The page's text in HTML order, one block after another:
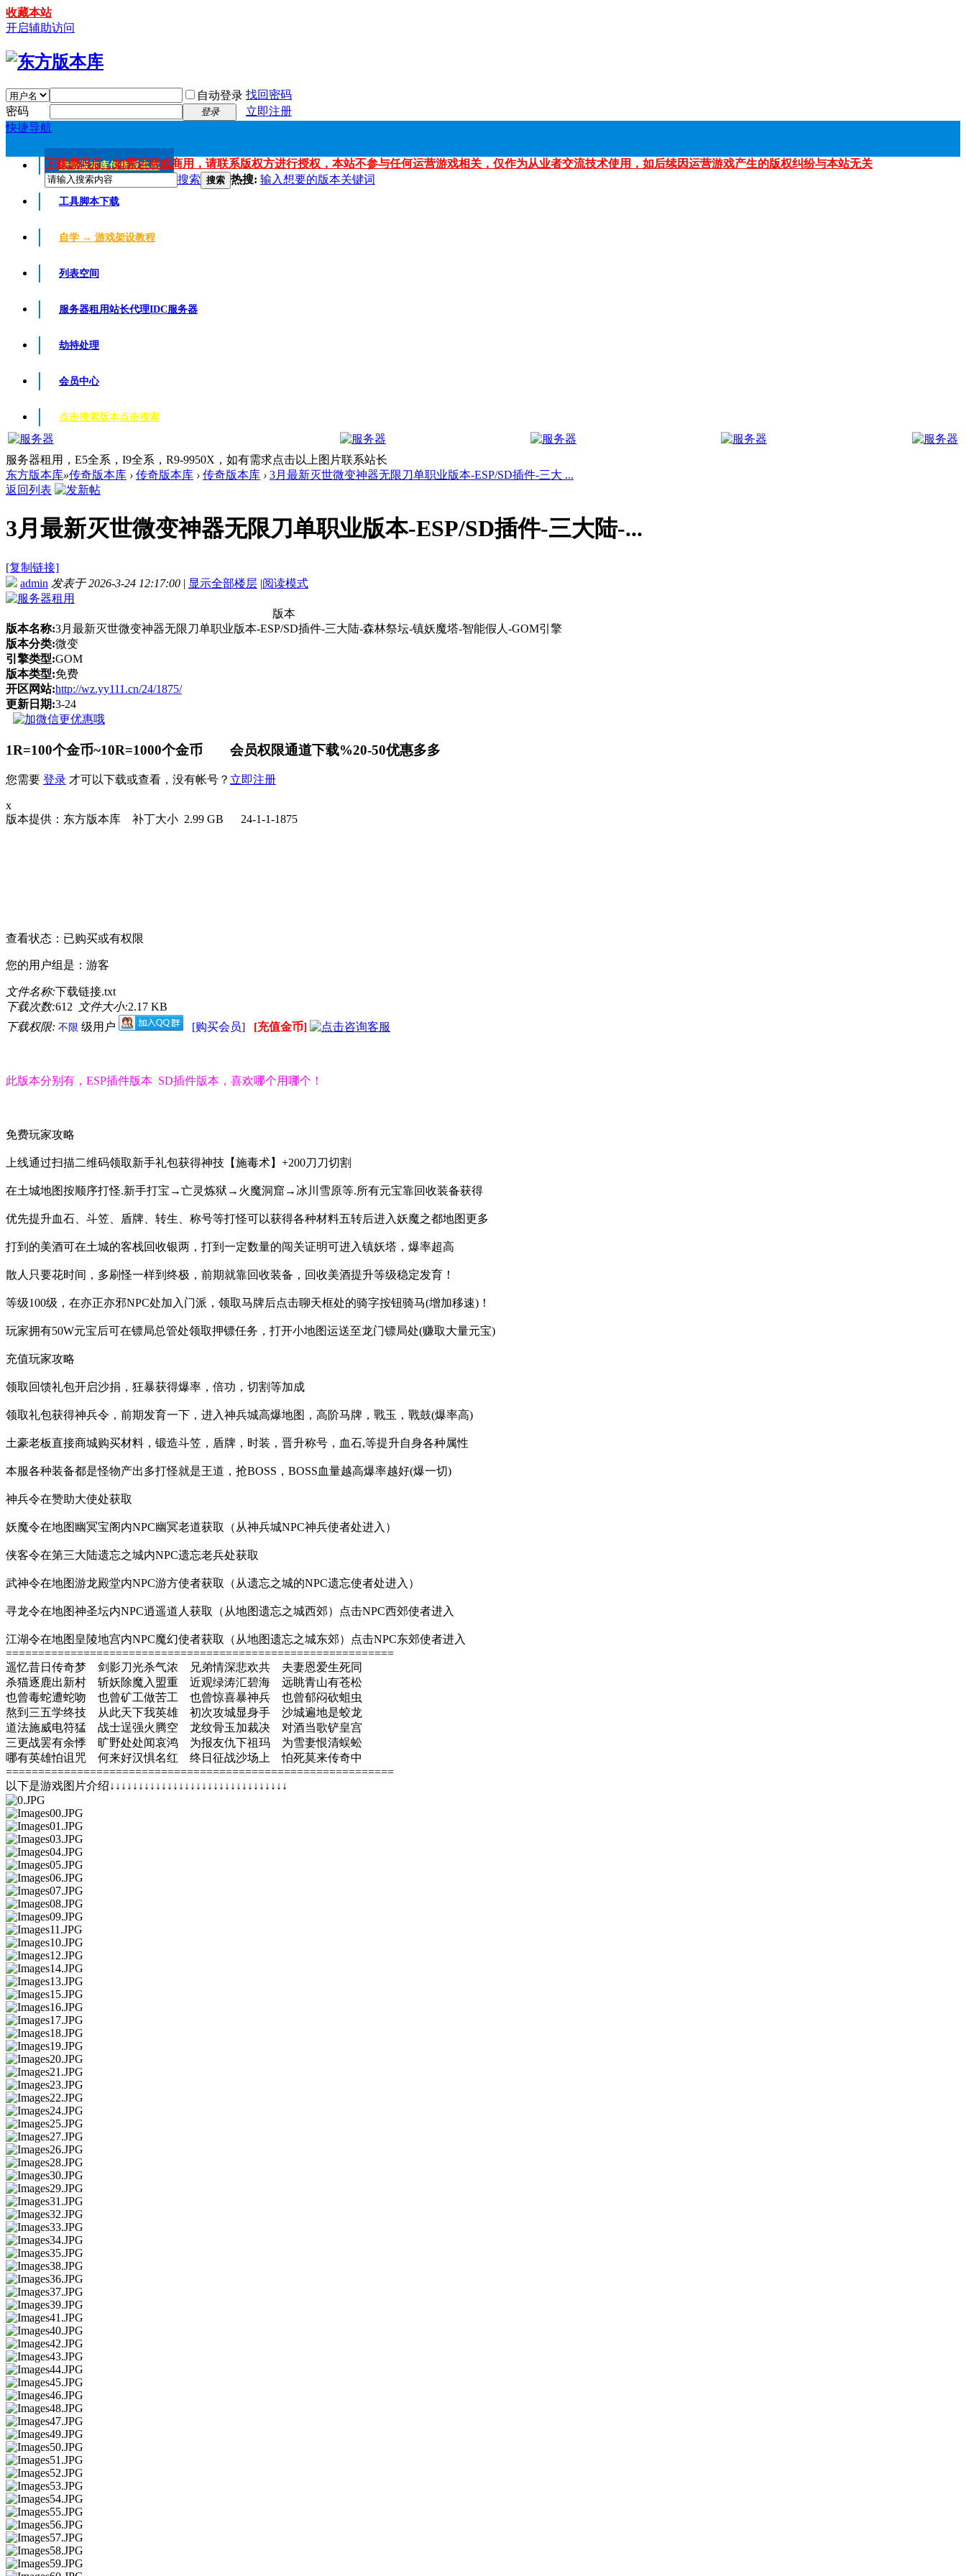
收藏本站
开启辅助访问
自动登录 找回密码
密码
登录
立即注册
快捷导航
传奇版本库传奇版本库
工具脚本下载
自学 → 游戏架设教程
列表空间
服务器租用站长代理IDC服务器
劫持处理
会员中心
点击搜索版本点击搜索
下载源码后，如需运营或商用，请联系版权方进行授权，本站不参与任何运营游戏相关，仅作为从业者交流技术使用，如后续因运营游戏产生的版权纠纷与本站无关
搜索 搜索 热搜: 输入想要的版本关键词
服务器租用，E5全系，I9全系，R9-9950X，如有需求点击以上图片联系站长
东方版本库»传奇版本库 › 传奇版本库 › 传奇版本库 › 3月最新灭世微变神器无限刀单职业版本-ESP/SD插件-三大 ...
返回列表
3月最新灭世微变神器无限刀单职业版本-ESP/SD插件-三大陆-...
[复制链接]
admin 发表于 2026-3-24 12:17:00 | 显示全部楼层 |阅读模式
版本
版本名称:3月最新灭世微变神器无限刀单职业版本-ESP/SD插件-三大陆-森林祭坛-镇妖魔塔-智能假人-GOM引擎
版本分类:微变
引擎类型:GOM
版本类型:免费
开区网站:http://wz.yy111.cn/24/1875/
更新日期:3-24
1R=100个金币~10R=1000个金币 会员权限通道下载%20-50优惠多多
您需要 登录 才可以下载或查看，没有帐号？ 立即注册
x
版本提供：东方版本库 补丁大小 2.99 GB 24-1-1-1875
查看状态：已购买或有权限
您的用户组是：游客
文件名称:下载链接.txt
下载次数:612 文件大小:2.17 KB
下载权限: 不限 级用户 [购买会员] [充值金币]
此版本分别有，ESP插件版本 SD插件版本，喜欢哪个用哪个！
免费玩家攻略
上线通过扫描二维码领取新手礼包获得神技【施毒术】+200刀刀切割
在土城地图按顺序打怪.新手打宝→亡灵炼狱→火魔洞窟→冰川雪原等.所有元宝靠回收装备获得
优先提升血石、斗笠、盾牌、转生、称号等打怪可以获得各种材料五转后进入妖魔之都地图更多
打到的美酒可在土城的客栈回收银两，打到一定数量的闯关证明可进入镇妖塔，爆率超高
散人只要花时间，多刷怪一样到终极，前期就靠回收装备，回收美酒提升等级稳定发育！
等级100级，在亦正亦邪NPC处加入门派，领取马牌后点击聊天框处的骑字按钮骑马(增加移速)！
玩家拥有50W元宝后可在镖局总管处领取押镖任务，打开小地图运送至龙门镖局处(赚取大量元宝)
充值玩家攻略
领取回馈礼包开启沙捐，狂暴获得爆率，倍功，切割等加成
领取礼包获得神兵令，前期发育一下，进入神兵城高爆地图，高阶马牌，戰玉，戰鼓(爆率高)
土豪老板直接商城购买材料，锻造斗笠，盾牌，时装，晋升称号，血石,等提升自身各种属性
本服各种装备都是怪物产出多打怪就是王道，抢BOSS，BOSS血量越高爆率越好(爆一切)
神兵令在赞助大使处获取
妖魔令在地图幽冥宝阁内NPC幽冥老道获取（从神兵城NPC神兵使者处进入）
侠客令在第三大陆遗忘之城内NPC遗忘老兵处获取
武神令在地图游龙殿堂内NPC游方使者获取（从遗忘之城的NPC遗忘使者处进入）
寻龙令在地图神圣坛内NPC逍遥道人获取（从地图遗忘之城西郊）点击NPC西郊使者进入
江湖令在地图皇陵地宫内NPC魔幻使者获取（从地图遗忘之城东郊）点击NPC东郊使者进入
============================================================
遥忆昔日传奇梦 剑影刀光杀气浓 兄弟情深悲欢共 夫妻恩爱生死同
杀猫逐鹿出新村 斩妖除魔入盟重 近观绿涛汇碧海 远眺青山有苍松
也曾毒蛇遭蛇吻 也曾矿工做苦工 也曾惊喜暴神兵 也曾郁闷砍蛆虫
熬到三五学终技 从此天下我英雄 初次攻城显身手 沙城遍地是蛟龙
道法施威电符猛 战士逞强火腾空 龙纹骨玉加裁决 对酒当歌铲皇宫
三更战罢有余悸 旷野处处闻哀鸿 为报友仇下祖玛 为雪妻恨清蜈蚣
哪有英雄怕诅咒 何来好汉惧名红 终日征战沙场上 怕死莫来传奇中
============================================================
以下是游戏图片介绍↓↓↓↓↓↓↓↓↓↓↓↓↓↓↓↓↓↓↓↓↓↓↓↓↓↓↓↓↓↓↓